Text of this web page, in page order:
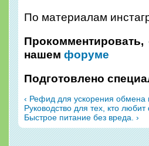
По материалам
нашем форуме
Подготовлено
‹ Рефид для ускорения
Руководство для тех, кто
Быстрое питание без вреда. ›